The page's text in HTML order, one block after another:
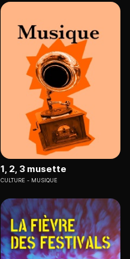
1, 2, 3 musette
CULTURE MUSIQUE